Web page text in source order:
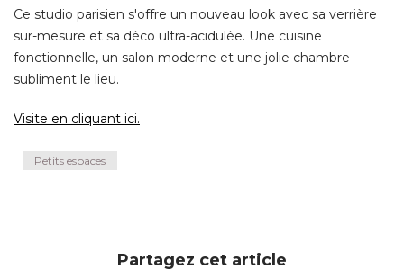
Ce studio parisien s'offre un nouveau look avec sa verrière
sur-mesure et sa déco ultra-acidulée. Une cuisine
fonctionnelle, un salon moderne et une jolie chambre
subliment le lieu.
Visite en cliquant ici.
Petits espaces
Partagez cet article